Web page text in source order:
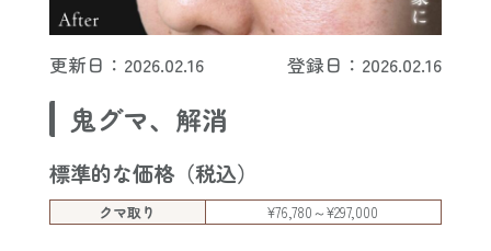
更新日：2026.02.16 登録日：2026.02.16
鬼グマ、解消
標準的な価格（税込）
クマ取り ¥76,780～¥297,000